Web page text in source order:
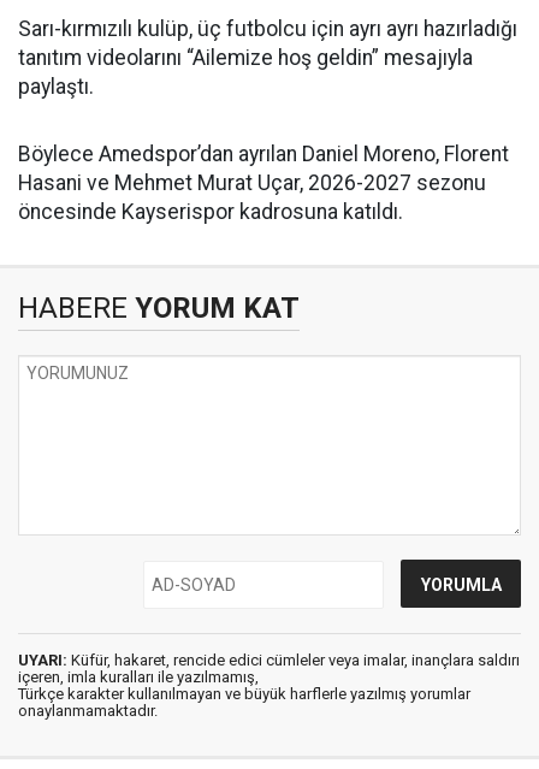
Sarı-kırmızılı kulüp, üç futbolcu için ayrı ayrı hazırladığı
tanıtım videolarını “Ailemize hoş geldin” mesajıyla
paylaştı.
Böylece Amedspor’dan ayrılan Daniel Moreno, Florent
Hasani ve Mehmet Murat Uçar, 2026-2027 sezonu
öncesinde Kayserispor kadrosuna katıldı.
HABERE YORUM KAT
UYARI: Küfür, hakaret, rencide edici cümleler veya imalar, inançlara saldırı
içeren, imla kuralları ile yazılmamış,
Türkçe karakter kullanılmayan ve büyük harflerle yazılmış yorumlar
onaylanmamaktadır.